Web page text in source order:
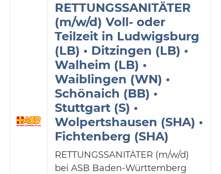
RETTUNGSSANITÄTER
(m/w/d) Voll- oder
Teilzeit in Ludwigsburg
(LB) • Ditzingen (LB) •
Walheim (LB) •
Waiblingen (WN) •
Schönaich (BB) •
Stuttgart (S) •
Wolpertshausen (SHA) •
Fichtenberg (SHA)
RETTUNGSSANITÄTER (m/w/d)
bei ASB Baden-Württemberg